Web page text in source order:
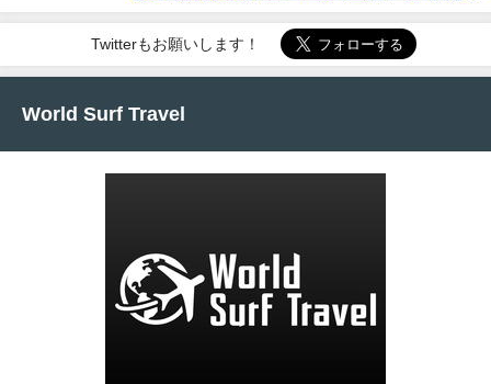
Twitterもお願いします！
World Surf Travel